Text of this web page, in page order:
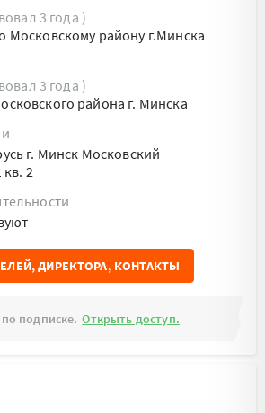
3 года )
Московскому району г.Минска
3 года )
района г. Минска
г. Минск Московский
2
ДИРЕКТОРА, КОНТАКТЫ
подписке. Открыть доступ.